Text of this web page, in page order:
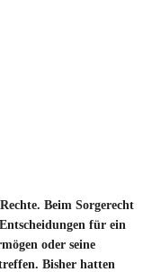
Beim Sorgerecht
für ein
oder seine
Bisher hatten